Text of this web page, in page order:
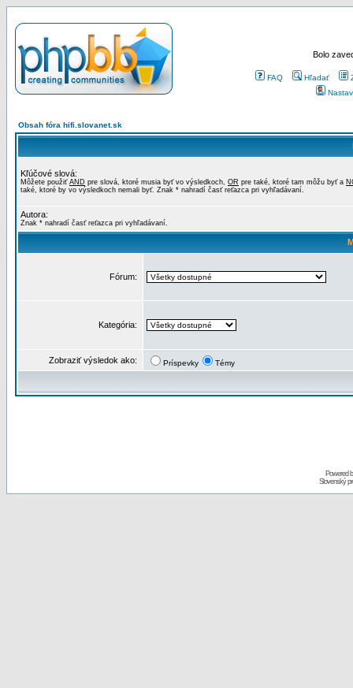
Bolo
FAQ Hľadať
Obsah fóra hifi.slovanet.sk
Kľúčové slová:
Môžete použiť AND pre slová, ktoré musia byť vo výsledkoch, OR pre také, ktoré tam môžu byť a
také, ktoré by vo výsledkoch nemali byť. Znak * nahradí časť reťazca pri vyhľadávaní.
Autora:
Znak * nahradí časť reťazca pri vyhľadávaní.
Fórum:
Kategória:
Zobraziť výsledok ako: Príspevky Témy
Powered
Slovenský